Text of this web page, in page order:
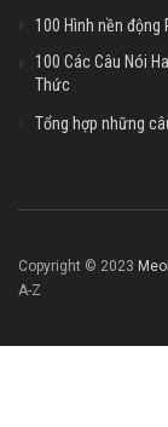
100 Hình nền
100 Các Câu Nói
Thức
Tổng hợp những
Copyright © 2023
A-Z